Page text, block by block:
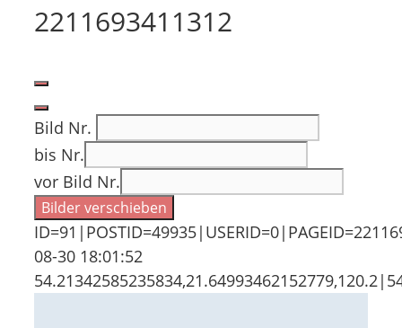
2211693411312
Bild Nr.
bis Nr.
vor Bild Nr.
Bilder verschieben
08-30 18:01:52